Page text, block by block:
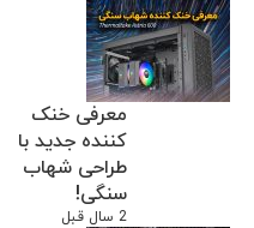
معرفی خنک
کننده جدید با
طراحی شهاب
سنگی!
2 سال قبل